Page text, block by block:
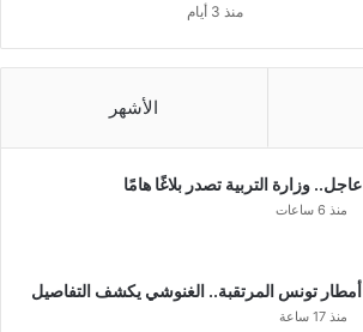
منذ 3 أيام
الأشهر
عاجل.. وزارة التربية تصدر بلاغًا هامًا
منذ 6 ساعات
أمطار تونس المرتقبة.. الغنوشي يكشف التفاصيل
منذ 17 ساعة